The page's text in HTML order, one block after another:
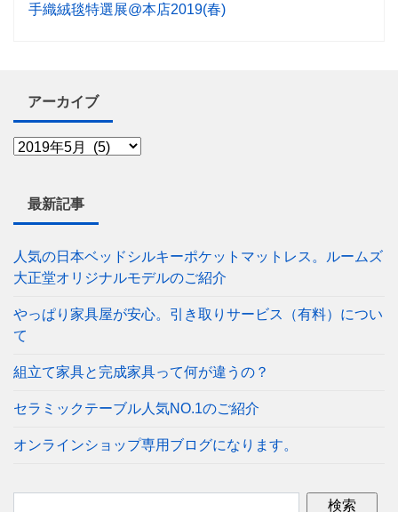
手織絨毯特選展@本店2019(春)
アーカイブ
最新記事
人気の日本ベッドシルキーポケットマットレス。ルームズ
大正堂オリジナルモデルのご紹介
やっぱり家具屋が安心。引き取りサービス（有料）につい
て
組立て家具と完成家具って何が違うの？
セラミックテーブル人気NO.1のご紹介
オンラインショップ専用ブログになります。